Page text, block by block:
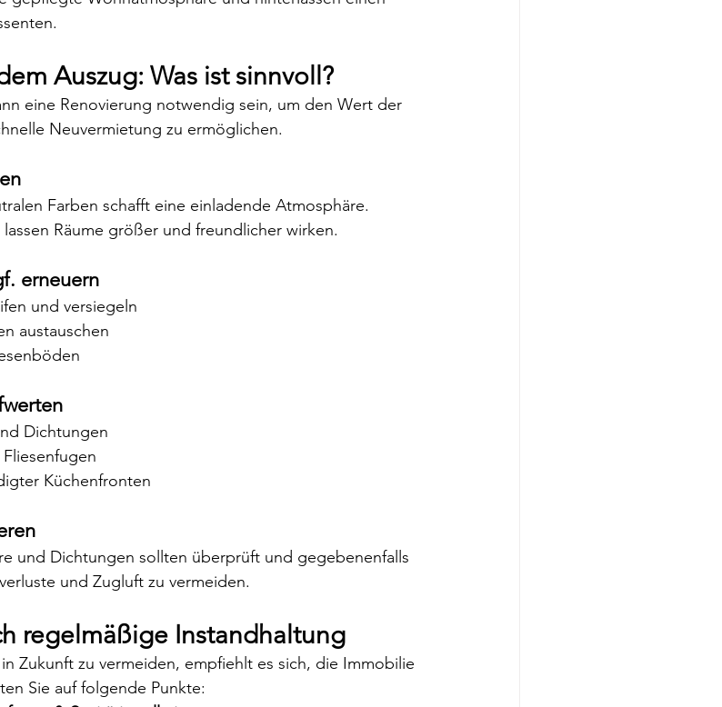
Auszug: Was ist sinnvoll?
eine Renovierung notwendig sein, um den Wert der
Neuvermietung zu ermöglichen.
Farben schafft eine einladende Atmosphäre.
Räume größer und freundlicher wirken.
erneuern
und versiegeln
austauschen
Dichtungen
Küchenfronten
und Dichtungen sollten überprüft und gegebenenfalls
und Zugluft zu vermeiden.
regelmäßige Instandhaltung
Zukunft zu vermeiden, empfiehlt es sich, die Immobilie
Sie auf folgende Punkte: